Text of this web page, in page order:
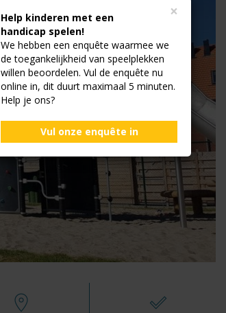
×
Help kinderen met een
handicap spelen!
We hebben een enquête waarmee we
de toegankelijkheid van speelplekken
willen beoordelen. Vul de enquête nu
online in, dit duurt maximaal 5 minuten.
Help je ons?
Vul onze enquête in